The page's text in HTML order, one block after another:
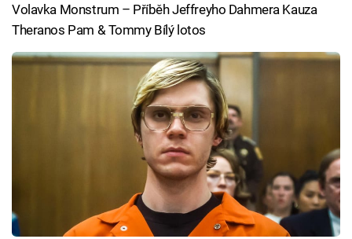
Volavka Monstrum – Příběh Jeffreyho Dahmera Kauza
Theranos Pam & Tommy Bílý lotos